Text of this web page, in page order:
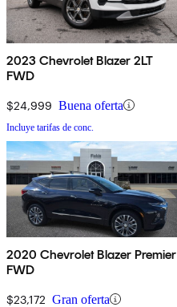
2023 Chevrolet Blazer 2LT
FWD
$24,999 Buena oferta
Incluye tarifas de conc.
2020 Chevrolet Blazer Premier
FWD
$23,172 Gran oferta